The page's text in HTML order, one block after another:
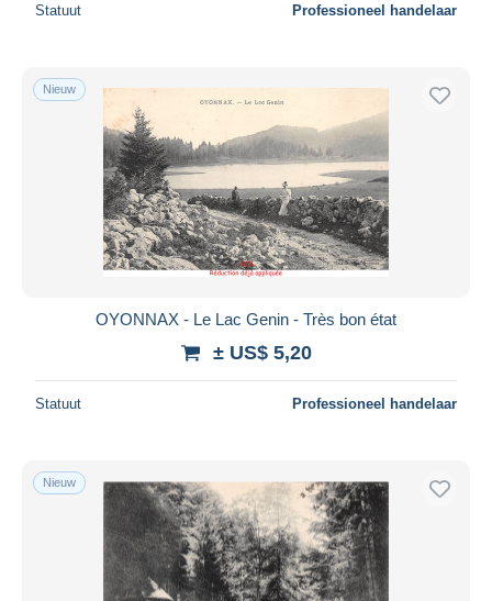
Statuut Professioneel handelaar
Nieuw
OYONNAX - Le Lac Genin - Très bon état
± US$ 5,20
Statuut Professioneel handelaar
Nieuw